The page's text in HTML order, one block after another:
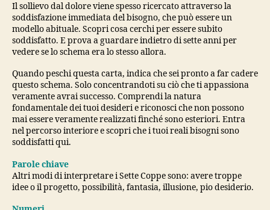
Il sollievo dal dolore viene spesso ricercato attraverso la
soddisfazione immediata del bisogno, che può essere un
modello abituale. Scopri cosa cerchi per essere subito
soddisfatto. E prova a guardare indietro di sette anni per
vedere se lo schema era lo stesso allora.
Quando peschi questa carta, indica che sei pronto a far cadere
questo schema. Solo concentrandoti su ciò che ti appassiona
veramente avrai successo. Comprendi la natura
fondamentale dei tuoi desideri e riconosci che non possono
mai essere veramente realizzati finché sono esteriori. Entra
nel percorso interiore e scopri che i tuoi reali bisogni sono
soddisfatti qui.
Parole chiave
Altri modi di interpretare i Sette Coppe sono: avere troppe
idee o il progetto, possibilità, fantasia, illusione, pio desiderio.